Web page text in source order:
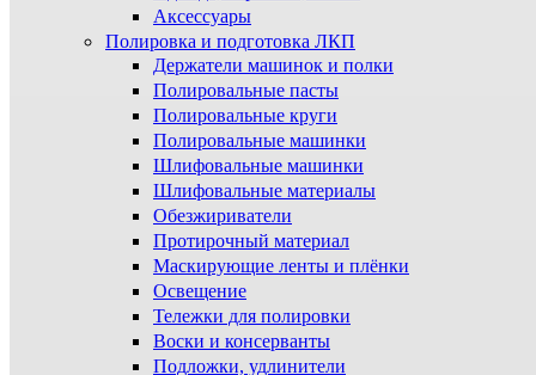
Аксессуары
Полировка и подготовка ЛКП
Держатели машинок и полки
Полировальные пасты
Полировальные круги
Полировальные машинки
Шлифовальные машинки
Шлифовальные материалы
Обезжириватели
Протирочный материал
Маскирующие ленты и плёнки
Освещение
Тележки для полировки
Воски и консерванты
Подложки, удлинители